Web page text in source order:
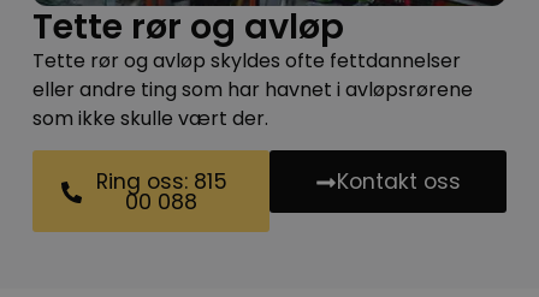
Tette rør og avløp
Tette rør og avløp skyldes ofte fettdannelser
eller andre ting som har havnet i avløpsrørene
som ikke skulle vært der.
Ring oss: 815
00 088
Kontakt oss